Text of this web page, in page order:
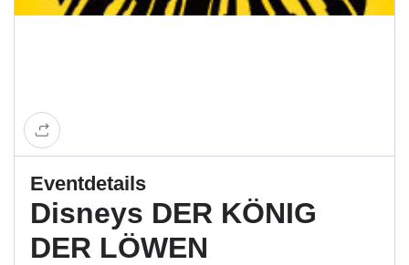
Eventdetails
Disneys DER KÖNIG
DER LÖWEN